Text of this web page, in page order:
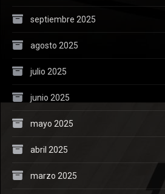
septiembre 2025
agosto 2025
julio 2025
junio 2025
mayo 2025
abril 2025
marzo 2025